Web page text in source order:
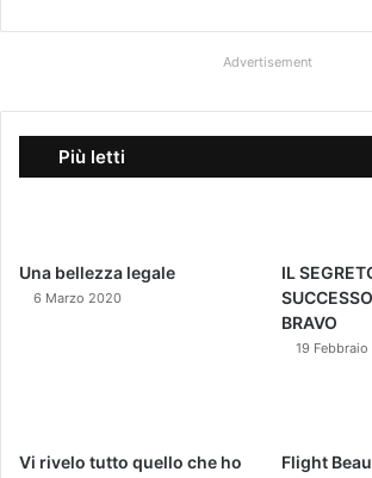
Advertisement
Più letti
Una bellezza legale
6 Marzo 2020
IL
BRAVO
19 Febbraio
Vi rivelo tutto quello che ho
Flight